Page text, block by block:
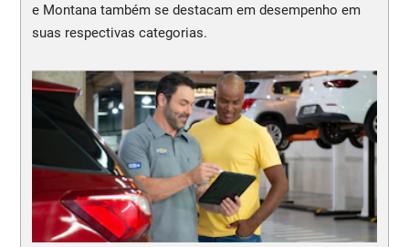
e Montana também se destacam em desempenho em
suas respectivas categorias.